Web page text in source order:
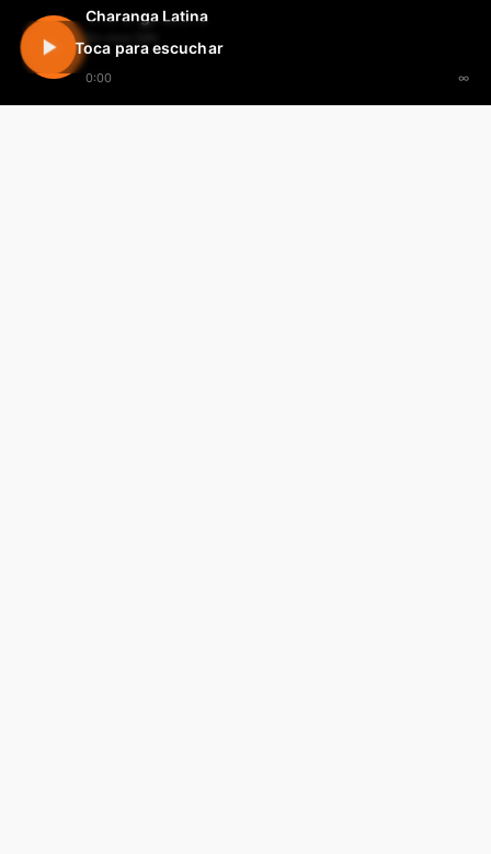
Charanga Latina
En vivo 24h
0:00 ∞
Toca para escuchar